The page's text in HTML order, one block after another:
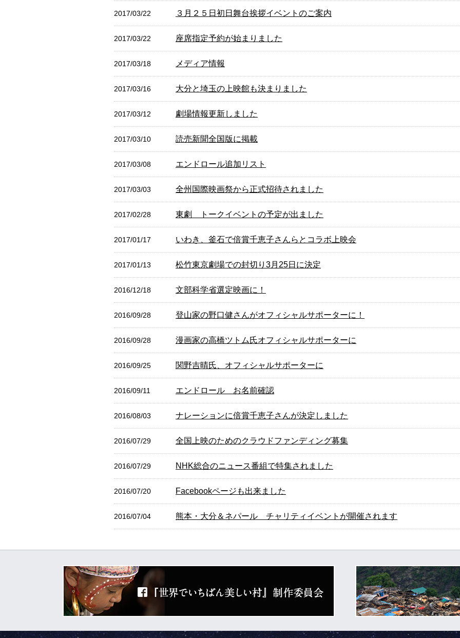
2017/03/22 ３月２５日初日舞台挨拶イベントのご案内
2017/03/22 座席指定予約が始まりました
2017/03/18 メディア情報
2017/03/16 大分と埼玉の上映館も決まりました
2017/03/12 劇場情報更新しました
2017/03/10 読売新聞全国版に掲載
2017/03/08 エンドロール追加リスト
2017/03/03 全州国際映画祭から正式招待されました
2017/02/28 東劇 トークイベントの予定が出ました
2017/01/17 いわき、釜石で倍賞千恵子さんらとコラボ上映会
2017/01/13 松竹東京劇場での封切り3月25日に決定
2016/12/18 文部科学省選定映画に！
2016/09/28 登山家の野口健さんがオフィシャルサポーターに！
2016/09/28 漫画家の高橋ツトム氏オフィシャルサポーターに
2016/09/25 関野吉晴氏、オフィシャルサポーターに
2016/09/11 エンドロール お名前確認
2016/08/03 ナレーションに倍賞千恵子さんが決定しました
2016/07/29 全国上映のためのクラウドファンディング募集
2016/07/29 NHK総合のニュース番組で特集されました
2016/07/20 Facebookページも出来ました
2016/07/04 熊本・大分＆ネパール チャリティイベントが開催されます